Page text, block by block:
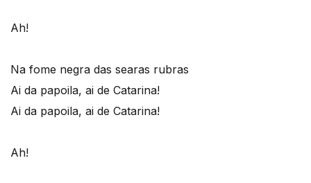
Ah!
Na fome negra das searas rubras
Ai da papoila, ai de Catarina!
Ai da papoila, ai de Catarina!
Ah!